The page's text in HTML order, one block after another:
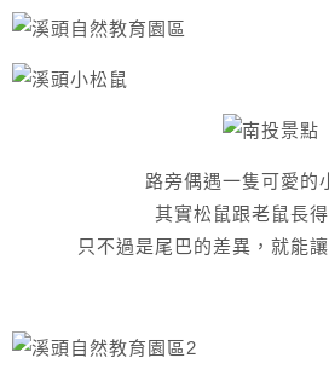
路旁偶遇一隻可愛的
其實松鼠跟老鼠長
只不過是尾巴的差異，就能